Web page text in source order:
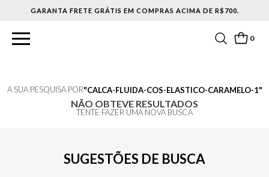
GARANTA FRETE GRÁTIS EM COMPRAS ACIMA DE R$700.
0
A SUA PESQUISA POR CALCA-FLUIDA-COS-ELASTICO-CARAMELO-1
NÃO OBTEVE RESULTADOS
TENTE FAZER UMA NOVA BUSCA
SUGESTÕES DE BUSCA